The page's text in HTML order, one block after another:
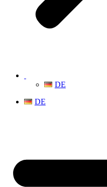
DE
DE